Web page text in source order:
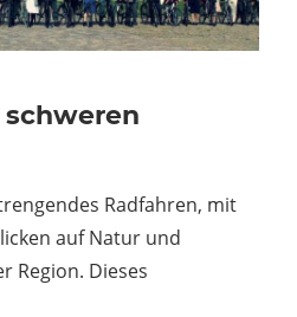
Radfahren, mit
auf Natur und
Region. Dieses